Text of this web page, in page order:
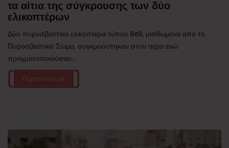
τα αίτια της σύγκρουσης των δύο
ελικοπτέρων
Δύο πυροσβεστικά ελικόπτερα τύπου Bell, μισθωμένα από το
Πυροσβεστικό Σώμα, συγκρούστηκαν στον αέρα ενώ
πραγματοποιούσαν...
Περισσότερα